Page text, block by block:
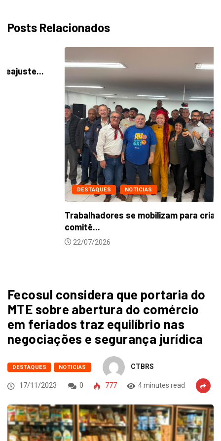
Posts Relacionados
NOTICIAS
Trabalhadores se mobilizam para criação de
Fecosul considera que portaria do
MTE sobre abertura do comércio
em feriados traz equilíbrio nas
negociações e segurança jurídica
DESTAQUES NOTICIAS CTBRS
17/11/2023 0 777 4 minutes read